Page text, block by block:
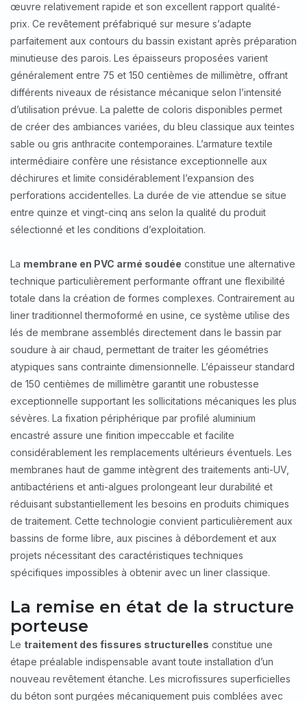
œuvre relativement rapide et son excellent rapport qualité-
prix. Ce revêtement préfabriqué sur mesure s’adapte
parfaitement aux contours du bassin existant après préparation
minutieuse des parois. Les épaisseurs proposées varient
généralement entre 75 et 150 centièmes de millimètre, offrant
différents niveaux de résistance mécanique selon l’intensité
d’utilisation prévue. La palette de coloris disponibles permet
de créer des ambiances variées, du bleu classique aux teintes
sable ou gris anthracite contemporaines. L’armature textile
intermédiaire confère une résistance exceptionnelle aux
déchirures et limite considérablement l’expansion des
perforations accidentelles. La durée de vie attendue se situe
entre quinze et vingt-cinq ans selon la qualité du produit
sélectionné et les conditions d’exploitation.
La membrane en PVC armé soudée constitue une alternative
technique particulièrement performante offrant une flexibilité
totale dans la création de formes complexes. Contrairement au
liner traditionnel thermoformé en usine, ce système utilise des
lés de membrane assemblés directement dans le bassin par
soudure à air chaud, permettant de traiter les géométries
atypiques sans contrainte dimensionnelle. L’épaisseur standard
de 150 centièmes de millimètre garantit une robustesse
exceptionnelle supportant les sollicitations mécaniques les plus
sévères. La fixation périphérique par profilé aluminium
encastré assure une finition impeccable et facilite
considérablement les remplacements ultérieurs éventuels. Les
membranes haut de gamme intègrent des traitements anti-UV,
antibactériens et anti-algues prolongeant leur durabilité et
réduisant substantiellement les besoins en produits chimiques
de traitement. Cette technologie convient particulièrement aux
bassins de forme libre, aux piscines à débordement et aux
projets nécessitant des caractéristiques techniques
spécifiques impossibles à obtenir avec un liner classique.
La remise en état de la structure
porteuse
Le traitement des fissures structurelles constitue une
étape préalable indispensable avant toute installation d’un
nouveau revêtement étanche. Les microfissures superficielles
du béton sont purgées mécaniquement puis comblées avec